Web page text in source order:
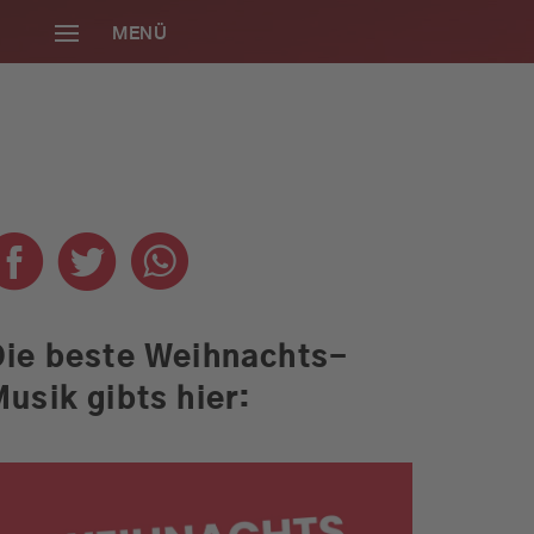
MENÜ
Die neue Radio
Gong 96.3
beste Weihnachts-
gibts hier: